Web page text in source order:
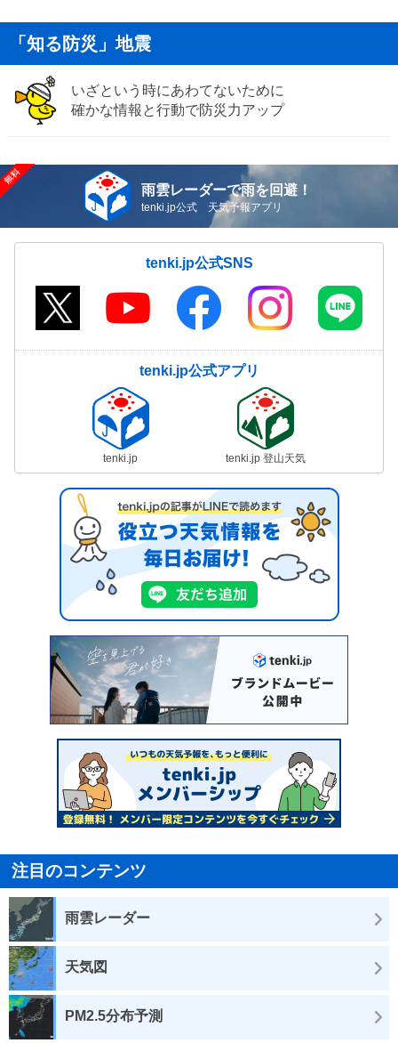
「知る防災」地震
いざという時にあわてないために
確かな情報と行動で防災力アップ
雨雲レーダーで雨を回避！
tenki.jp公式 天気予報アプリ
tenki.jp公式SNS
tenki.jp公式アプリ
tenki.jp tenki.jp 登山天気
注目のコンテンツ
雨雲レーダー
天気図
PM2.5分布予測